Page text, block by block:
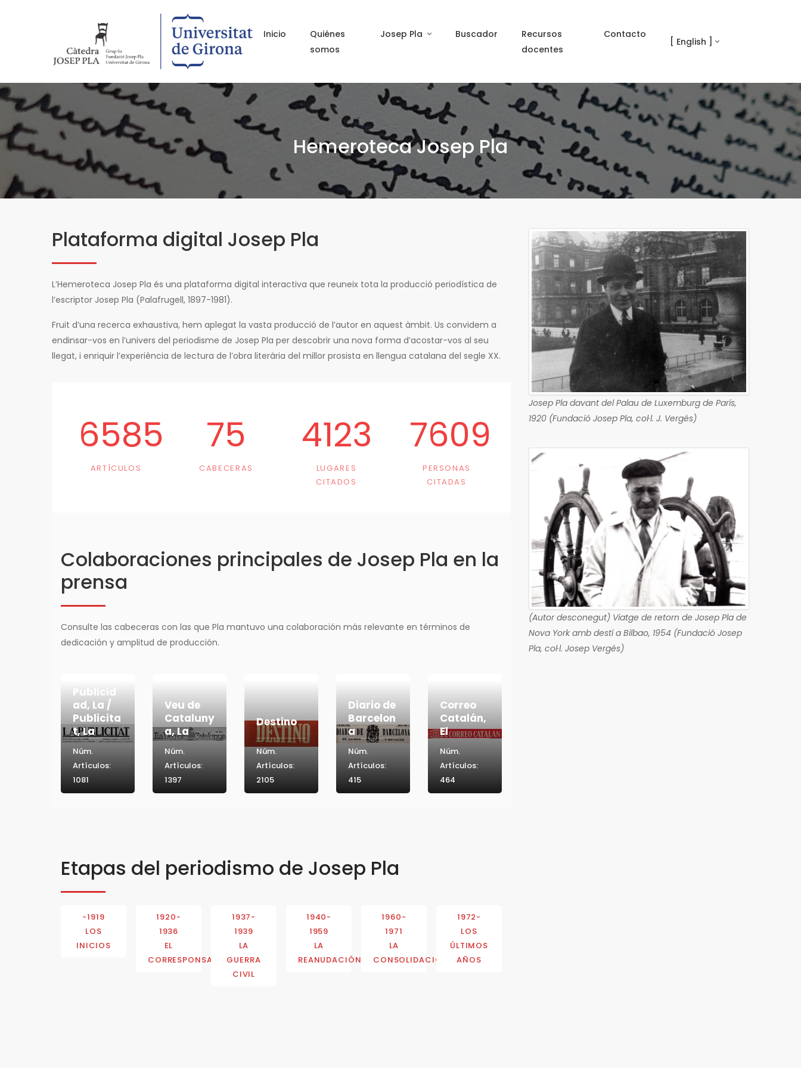
Inicio
Quiénes
somos
Josep Pla Buscador
Recursos
docentes
Contacto
[ English ]
Hemeroteca Josep Pla
Plataforma digital Josep Pla
L’Hemeroteca Josep Pla és una plataforma digital interactiva que reuneix tota la producció periodística de
l’escriptor Josep Pla (Palafrugell, 1897-1981).
Fruit d’una recerca exhaustiva, hem aplegat la vasta producció de l’autor en aquest àmbit. Us convidem a
endinsar-vos en l’univers del periodisme de Josep Pla per descobrir una nova forma d’acostar-vos al seu
llegat, i enriquir l’experiència de lectura de l’obra literària del millor prosista en llengua catalana del segle XX.
6585
ARTÍCULOS
75
CABECERAS
4123
LUGARES
CITADOS
7609
PERSONAS
CITADAS
Colaboraciones principales de Josep Pla en la
prensa
Consulte las cabeceras con las que Pla mantuvo una colaboración más relevante en términos de
dedicación y amplitud de producción.
Publicid
ad, La /
Publicita
t, La
Núm.
Artículos:
1081
Veu de
Cataluny
a, La
Núm.
Artículos:
1397
Destino
Núm.
Artículos:
2105
Diario de
Barcelon
a
Núm.
Artículos:
415
Correo
Catalán,
El
Núm.
Artículos:
464
Etapas del periodismo de Josep Pla
-1919
LOS
INICIOS
1920-
1936
EL
CORRESPONSAL
1937-
1939
LA
GUERRA
CIVIL
1940-
1959
LA
REANUDACIÓN
1960-
1971
LA
CONSOLIDACIÓN
1972-
LOS
ÚLTIMOS
AÑOS
Josep Pla davant del Palau de Luxemburg de París,
1920 (Fundació Josep Pla, col·l. J. Vergés)
(Autor desconegut) Viatge de retorn de Josep Pla de
Nova York amb destí a Bilbao, 1954 (Fundació Josep
Pla, col·l. Josep Vergés)